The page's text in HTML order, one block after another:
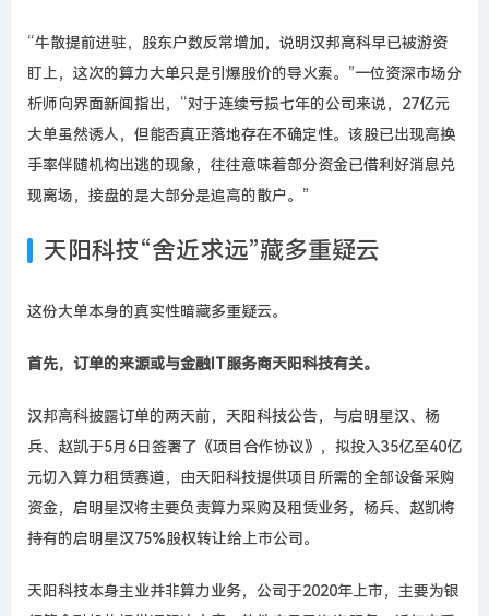
“牛散提前进驻，股东户数反常增加，说明汉邦高科早已被游资
盯上，这次的算力大单只是引爆股价的导火索。”一位资深市场分
析师向界面新闻指出，“对于连续亏损七年的公司来说，27亿元
大单虽然诱人，但能否真正落地存在不确定性。该股已出现高换
手率伴随机构出逃的现象，往往意味着部分资金已借利好消息兑
现离场，接盘的是大部分是追高的散户。”
天阳科技“舍近求远”藏多重疑云
这份大单本身的真实性暗藏多重疑云。
首先，订单的来源或与金融IT服务商天阳科技有关。
汉邦高科披露订单的两天前，天阳科技公告，与启明星汉、杨
兵、赵凯于5月6日签署了《项目合作协议》，拟投入35亿至40亿
元切入算力租赁赛道，由天阳科技提供项目所需的全部设备采购
资金，启明星汉将主要负责算力采购及租赁业务，杨兵、赵凯将
持有的启明星汉75%股权转让给上市公司。
天阳科技本身主业并非算力业务，公司于2020年上市，主要为银